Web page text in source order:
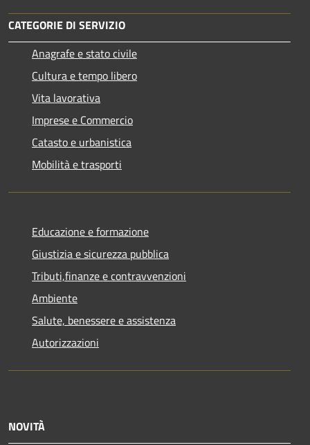
CATEGORIE DI SERVIZIO
Anagrafe e stato civile
Cultura e tempo libero
Vita lavorativa
Imprese e Commercio
Catasto e urbanistica
Mobilità e trasporti
Educazione e formazione
Giustizia e sicurezza pubblica
Tributi,finanze e contravvenzioni
Ambiente
Salute, benessere e assistenza
Autorizzazioni
NOVITÀ